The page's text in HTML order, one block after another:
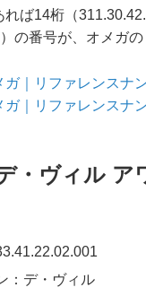
れば14桁（
の番号が、オメガ
ガ｜リファレンスナ
ガ｜リファレンスナ
・ヴィル ア
：デ・ヴィル